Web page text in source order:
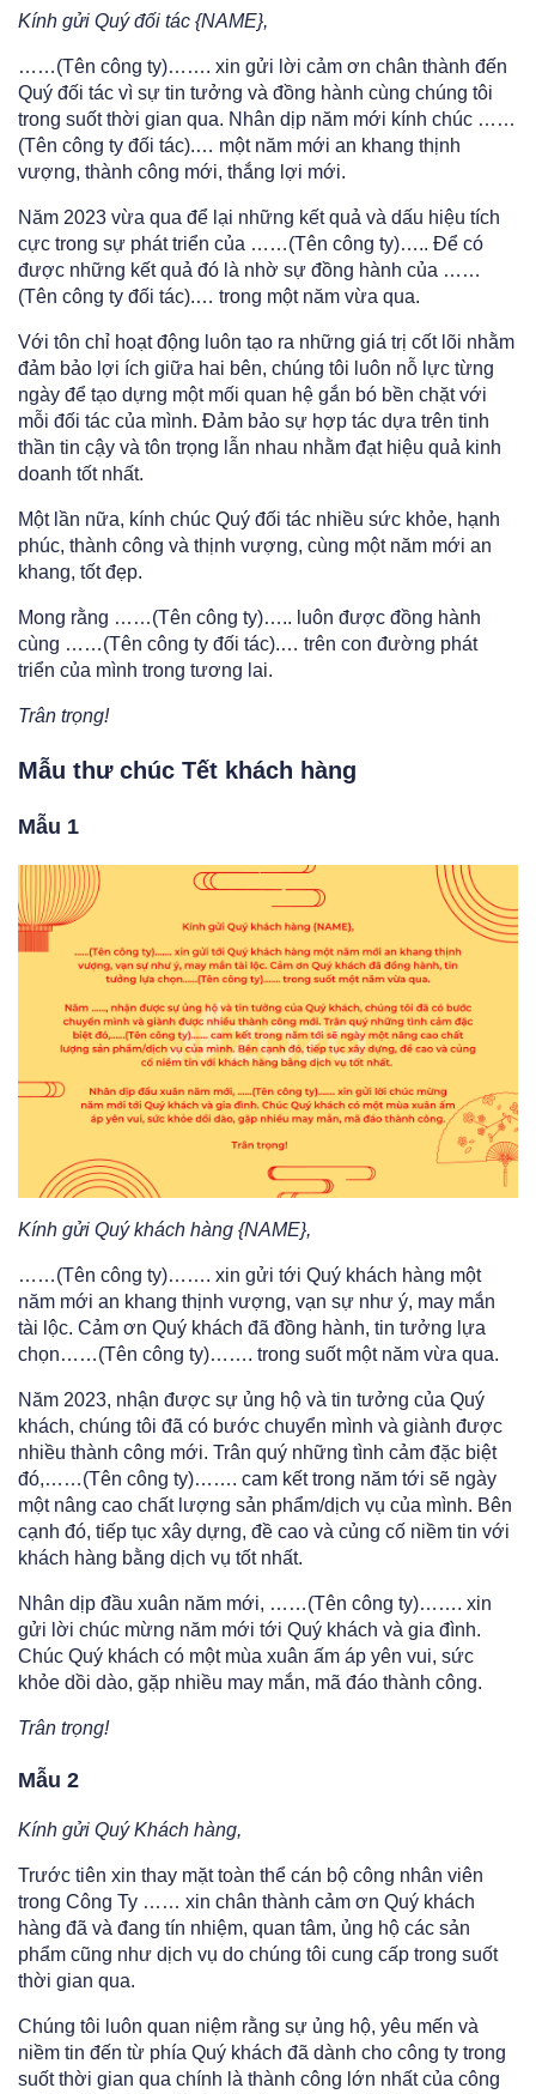
Kính gửi Quý đối tác {NAME},
……(Tên công ty)……. xin gửi lời cảm ơn chân thành đến
Quý đối tác vì sự tin tưởng và đồng hành cùng chúng tôi
trong suốt thời gian qua. Nhân dịp năm mới kính chúc ……
(Tên công ty đối tác).… một năm mới an khang thịnh
vượng, thành công mới, thắng lợi mới.
Năm 2023 vừa qua để lại những kết quả và dấu hiệu tích
cực trong sự phát triển của ……(Tên công ty)….. Để có
được những kết quả đó là nhờ sự đồng hành của ……
(Tên công ty đối tác).… trong một năm vừa qua.
Với tôn chỉ hoạt động luôn tạo ra những giá trị cốt lõi nhằm
đảm bảo lợi ích giữa hai bên, chúng tôi luôn nỗ lực từng
ngày để tạo dựng một mối quan hệ gắn bó bền chặt với
mỗi đối tác của mình. Đảm bảo sự hợp tác dựa trên tinh
thần tin cậy và tôn trọng lẫn nhau nhằm đạt hiệu quả kinh
doanh tốt nhất.
Một lần nữa, kính chúc Quý đối tác nhiều sức khỏe, hạnh
phúc, thành công và thịnh vượng, cùng một năm mới an
khang, tốt đẹp.
Mong rằng ……(Tên công ty)….. luôn được đồng hành
cùng ……(Tên công ty đối tác).… trên con đường phát
triển của mình trong tương lai.
Trân trọng!
Mẫu thư chúc Tết khách hàng
Mẫu 1
Kính gửi Quý khách hàng {NAME},
……(Tên công ty)……. xin gửi tới Quý khách hàng một
năm mới an khang thịnh vượng, vạn sự như ý, may mắn
tài lộc. Cảm ơn Quý khách đã đồng hành, tin tưởng lựa
chọn……(Tên công ty)……. trong suốt một năm vừa qua.
Năm 2023, nhận được sự ủng hộ và tin tưởng của Quý
khách, chúng tôi đã có bước chuyển mình và giành được
nhiều thành công mới. Trân quý những tình cảm đặc biệt
đó,……(Tên công ty)……. cam kết trong năm tới sẽ ngày
một nâng cao chất lượng sản phẩm/dịch vụ của mình. Bên
cạnh đó, tiếp tục xây dựng, đề cao và củng cố niềm tin với
khách hàng bằng dịch vụ tốt nhất.
Nhân dịp đầu xuân năm mới, ……(Tên công ty)……. xin
gửi lời chúc mừng năm mới tới Quý khách và gia đình.
Chúc Quý khách có một mùa xuân ấm áp yên vui, sức
khỏe dồi dào, gặp nhiều may mắn, mã đáo thành công.
Trân trọng!
Mẫu 2
Kính gửi Quý Khách hàng,
Trước tiên xin thay mặt toàn thể cán bộ công nhân viên
trong Công Ty …… xin chân thành cảm ơn Quý khách
hàng đã và đang tín nhiệm, quan tâm, ủng hộ các sản
phẩm cũng như dịch vụ do chúng tôi cung cấp trong suốt
thời gian qua.
Chúng tôi luôn quan niệm rằng sự ủng hộ, yêu mến và
niềm tin đến từ phía Quý khách đã dành cho công ty trong
suốt thời gian qua chính là thành công lớn nhất của công